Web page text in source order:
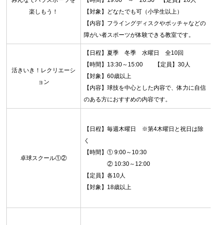
楽しもう！
【対象】どなたでも可（小学生以上）
【内容】フライングディスクやボッチャなどの
障がい者スポーツが体験できる教室です。
活きいき！レクリエーシ
ョン
【日程】夏季 冬季 水曜日 全10回
【時間】13:30～15:00 【定員】30人
【対象】60歳以上
【内容】球技を中心とした内容で、体力に自信
のある方におすすめの内容です。
卓球スクール①②
【日程】毎週木曜日 ※第4木曜日と祝日は除
く
【時間】① 9:00～10:30
② 10:30～12:00
【定員】各10人
【対象】18歳以上